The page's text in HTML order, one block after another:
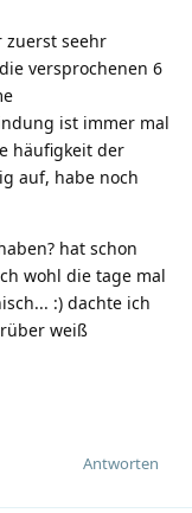
zuerst seehr
versprochenen 6
ist immer mal
häufigkeit der
auf, habe noch
hat schon
wohl die tage mal
:) dachte ich
weiß
Antworten